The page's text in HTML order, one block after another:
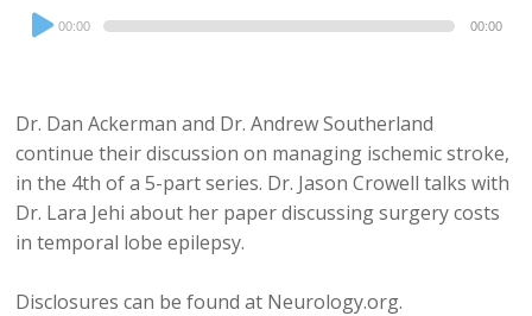
Audio
Player
00:00 00:00
Dr. Dan Ackerman and Dr. Andrew Southerland
continue their discussion on managing ischemic stroke,
in the 4th of a 5-part series. Dr. Jason Crowell talks with
Dr. Lara Jehi about her paper discussing surgery costs
in temporal lobe epilepsy.
Disclosures can be found at Neurology.org.